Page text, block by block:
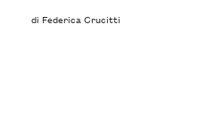
di Federica Crucitti